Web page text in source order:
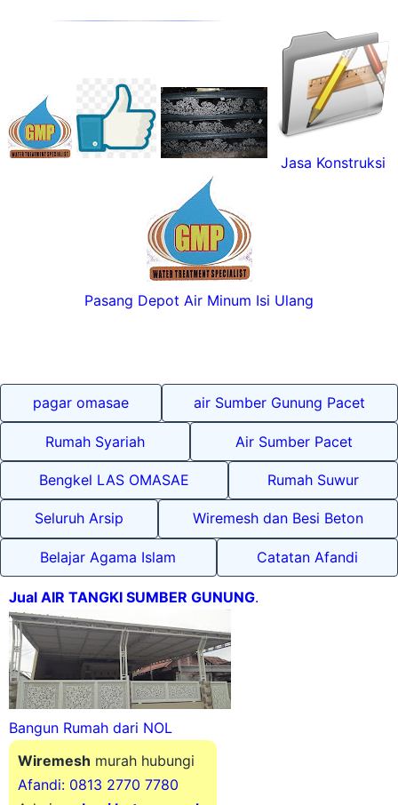
Jasa Konstruksi
Pasang Depot Air Minum Isi Ulang
pagar omasae air Sumber Gunung Pacet
Rumah Syariah Air Sumber Pacet
Bengkel LAS OMASAE Rumah Suwur
Seluruh Arsip Wiremesh dan Besi Beton
Belajar Agama Islam Catatan Afandi
Jual AIR TANGKI SUMBER GUNUNG.
Bangun Rumah dari NOL
Wiremesh murah hubungi
Afandi: 0813 2770 7780